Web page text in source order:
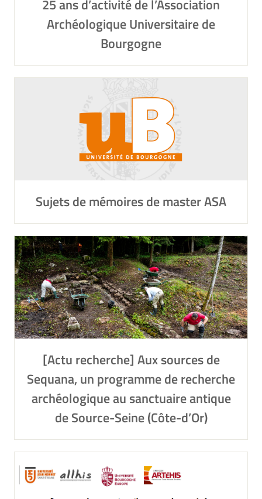
25 ans d’activité de l’Association
Archéologique Universitaire de
Bourgogne
Sujets de mémoires de master ASA
[Actu recherche] Aux sources de
Sequana, un programme de recherche
archéologique au sanctuaire antique
de Source-Seine (Côte-d’Or)